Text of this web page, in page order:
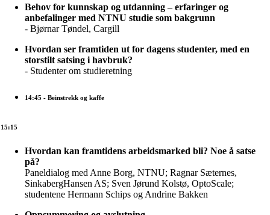
Behov for kunnskap og utdanning – erfaringer og
anbefalinger med NTNU studie som bakgrunn
- Bjørnar Tøndel, Cargill
Hvordan ser framtiden ut for dagens studenter, med en
storstilt satsing i havbruk?
- Studenter om studieretning
14:45 - Beinstrekk og kaffe
15:15
Hvordan kan framtidens arbeidsmarked bli? Noe å satse
på?
Paneldialog med Anne Borg, NTNU; Ragnar Sæternes,
SinkabergHansen AS; Sven Jørund Kolstø, OptoScale;
studentene Hermann Schips og Andrine Bakken